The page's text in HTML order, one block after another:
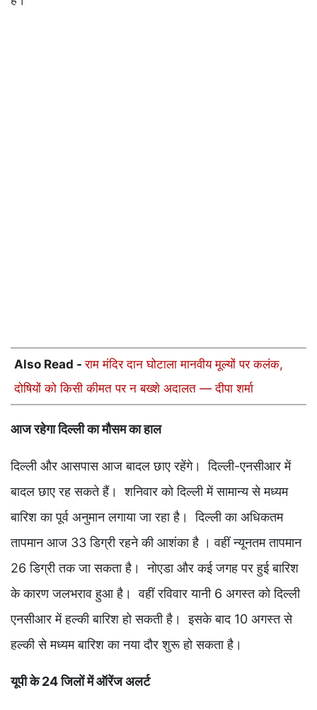
Also Read -राम मंदिर दान घोटाला मानवीय मूल्यों पर कलंक,
दोषियों को किसी कीमत पर न बख्शे अदालत — दीपा शर्मा
आज रहेगा दिल्ली का मौसम का हाल
दिल्ली और आसपास आज बादल छाए रहेंगे। दिल्ली-एनसीआर में
बादल छाए रह सकते हैं। शनिवार को दिल्ली में सामान्य से मध्यम
बारिश का पूर्व अनुमान लगाया जा रहा है। दिल्ली का अधिकतम
तापमान आज 33 डिग्री रहने की आशंका है । वहीं न्यूनतम तापमान
26 डिग्री तक जा सकता है। नोएडा और कई जगह पर हुई बारिश
के कारण जलभराव हुआ है। वहीं रविवार यानी 6 अगस्त को दिल्ली
एनसीआर में हल्की बारिश हो सकती है। इसके बाद 10 अगस्त से
हल्की से मध्यम बारिश का नया दौर शुरू हो सकता है।
यूपी के 24 जिलों में ऑरेंज अलर्ट